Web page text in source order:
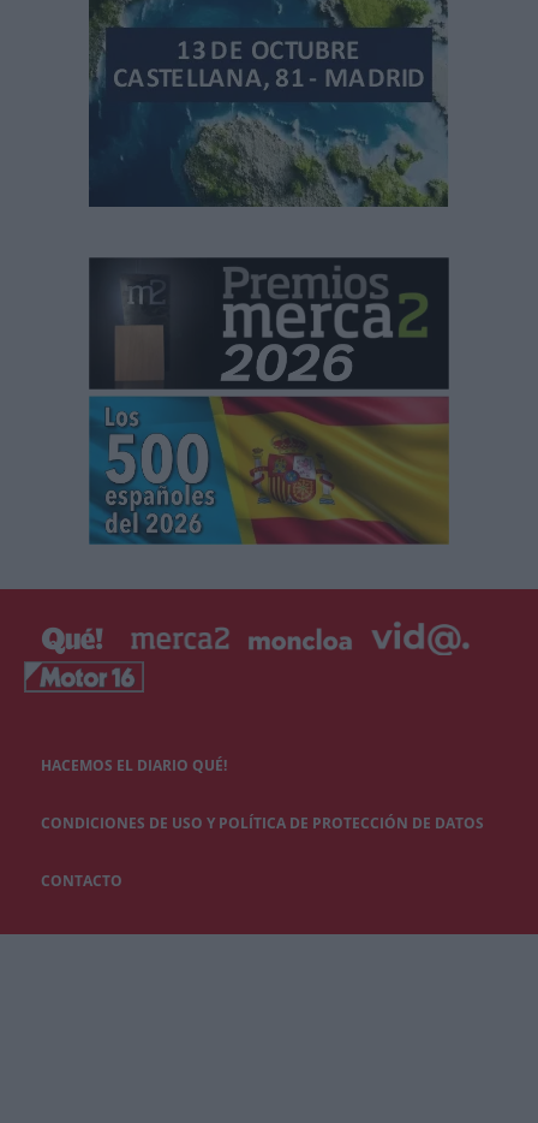
HACEMOS EL DIARIO QUÉ!
CONDICIONES DE USO Y POLÍTICA DE PROTECCIÓN DE DATOS
CONTACTO